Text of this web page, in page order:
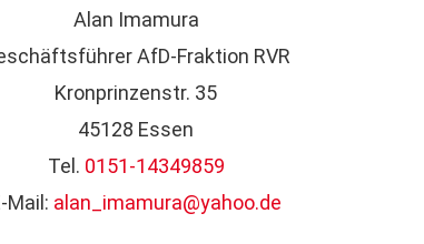
Alan Imamura
AfD-Fraktion RVR
Kronprinzenstr. 35
45128 Essen
Tel. 0151-14349859
Mail: alan_imamura@yahoo.de